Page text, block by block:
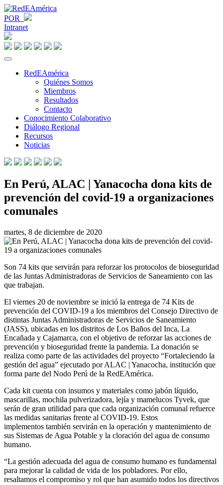
POR
Intranet
RedEAmérica
Quiénes Somos
Miembros
Resultados
Contacto
Conocimiento Colaborativo
Diálogo Regional
Recursos
Noticias
En Perú, ALAC | Yanacocha dona kits de
prevención del covid-19 a organizaciones
comunales
martes, 8 de diciembre de 2020
Son 74 kits que servirán para reforzar los protocolos de bioseguridad
de las Juntas Administradoras de Servicios de Saneamiento con las
que trabajan.
El viernes 20 de noviembre se inició la entrega de 74 Kits de
prevención del COVID-19 a los miembros del Consejo Directivo de
distintas Juntas Administradoras de Servicios de Saneamiento
(JASS), ubicadas en los distritos de Los Baños del Inca, La
Encañada y Cajamarca, con el objetivo de reforzar las acciones de
prevención y bioseguridad frente la pandemia. La donación se
realiza como parte de las actividades del proyecto “Fortaleciendo la
gestión del agua” ejecutado por ALAC | Yanacocha, institución que
forma parte del Nodo Perú de la RedEAmérica.
Cada kit cuenta con insumos y materiales como jabón líquido,
mascarillas, mochila pulverizadora, lejía y mamelucos Tyvek, que
serán de gran utilidad para que cada organización comunal refuerce
las medidas sanitarias frente al COVID-19. Estos
implementos también servirán en la operación y mantenimiento de
sus Sistemas de Agua Potable y la cloración del agua de consumo
humano.
“La gestión adecuada del agua de consumo humano es fundamental
para mejorar la calidad de vida de los pobladores. Por ello,
resaltamos el compromiso y rol que han asumido todos los directivos